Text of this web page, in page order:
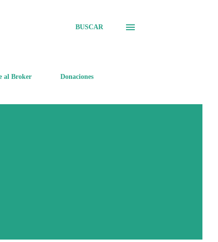
BUSCAR
al Broker Donaciones